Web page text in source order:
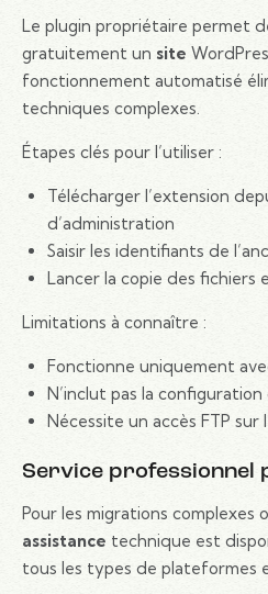
Le plugin propriétaire permet
gratuitement un site
fonctionnement automatisé
techniques complexes.
Étapes clés pour l’utiliser :
Télécharger l’extension
d’administration
Saisir les identifiants de
Lancer la copie des fichiers
Limitations à connaître :
Fonctionne uniquement
N’inclut pas la configuration
Nécessite un accès FTP sur
Service professionnel
Pour les migrations complexes
assistance technique est
tous les types de plateformes